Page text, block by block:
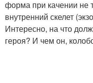
форма при качении не
внутренний скелет
Интересно, на что
героя? И чем он,